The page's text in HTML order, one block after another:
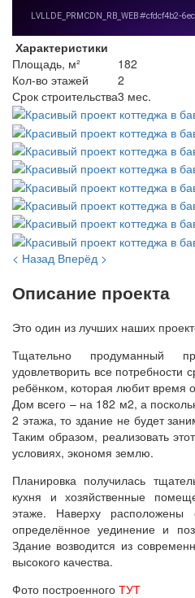
Характеристики
Площадь, м²
182
Кол-во этажей
2
Срок строительства3 мес.
< Назад Вперёд >
Описание проекта
Это один из лучших наших
Тщательно продуманный
удовлетворить все потребности
ребёнком, которая любит время
Дом всего – на 182 м2, а
2 этажа, то здание не будет
Таким образом, реализовать
условиях, экономя землю.
Планировка получилась
кухня и хозяйственные
этаже. Наверху расположены
определённое уединение и
Здание возводится из
высокого качества.
Фото построенного ТУТ